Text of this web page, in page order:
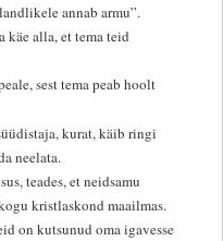
annab armu”.
käe alla, et tema teid
sest tema peab hoolt
kurat, käib ringi
neelata.
teades, et neidsamu
kristlaskond maailmas.
on kutsunud oma igavesse